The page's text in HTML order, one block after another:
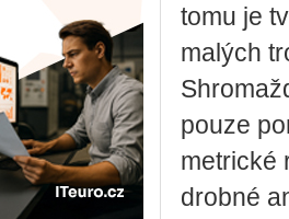
tomu je
ma­lých
pouze
me­t­ric­ké
drob­né